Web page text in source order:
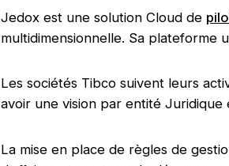
Jedox est une solution Cloud de
multidimensionnelle. Sa plateforme
Les sociétés Tibco suivent leurs
avoir une vision par entité
La mise en place de règles de